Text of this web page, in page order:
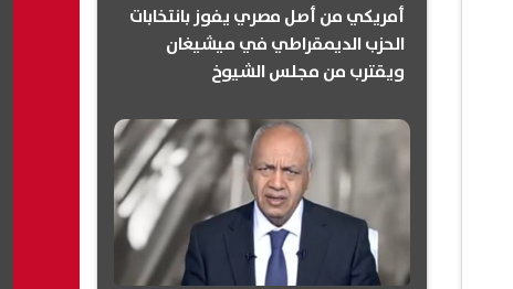
أمريكي من أصل مصري يفوز بانتخابات
الحزب الديمقراطي في ميشيغان
ويقترب من مجلس الشيوخ